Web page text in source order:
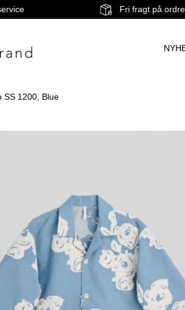
Fri fragt på
SS 1200, Blue